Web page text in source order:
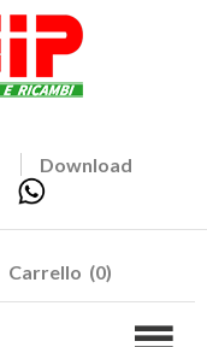
Download
Carrello (0)